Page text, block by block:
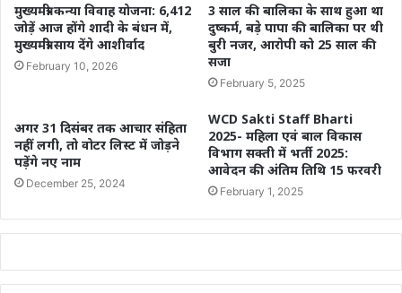
मुख्यमंत्री कन्या विवाह योजना: 6,412
जोड़ें आज होंगे शादी के बंधन में,
मुख्यमंत्री साय देंगे आशीर्वाद
February 10, 2026
3 साल की बालिका के साथ हुआ था
दुष्कर्म, बड़े पापा की बालिका पर थी
बुरी नजर, आरोपी को 25 साल की
सजा
February 5, 2025
अगर 31 दिसंबर तक आचार संहिता
नहीं लगी, तो वोटर लिस्ट में जोड़ने
पड़ेंगे नए नाम
December 25, 2024
WCD Sakti Staff Bharti
2025- महिला एवं बाल विकास
विभाग सक्ती में भर्ती 2025:
आवेदन की अंतिम तिथि 15 फरवरी
February 1, 2025